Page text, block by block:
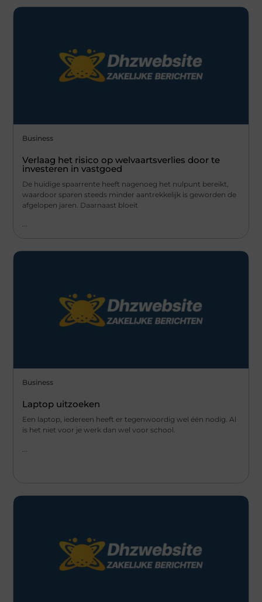
Business
Verlaag het risico op welvaartsverlies door te
investeren in vastgoed
De huidige spaarrente heeft nagenoeg het nulpunt bereikt,
waardoor sparen steeds minder aantrekkelijk is geworden de
afgelopen jaren. Daarnaast bloeit
...
Business
Laptop uitzoeken
Een laptop, iedereen heeft er tegenwoordig wel één nodig. Al
is het niet voor je werk dan wel voor school.